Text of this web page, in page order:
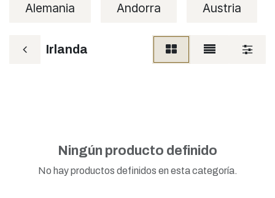
Alemania Andorra Austria
Irlanda
Ningún producto definido
No hay productos definidos en esta categoría.